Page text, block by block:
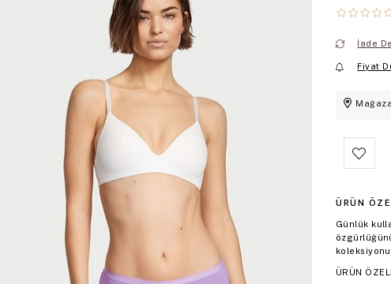
İade
Fiyat
ÜRÜN
Günlük
ÜRÜN